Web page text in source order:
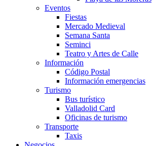
Eventos
Fiestas
Mercado Medieval
Semana Santa
Seminci
Teatro y Artes de Calle
Información
Código Postal
Información emergencias
Turismo
Bus turístico
Valladolid Card
Oficinas de turismo
Transporte
Taxis